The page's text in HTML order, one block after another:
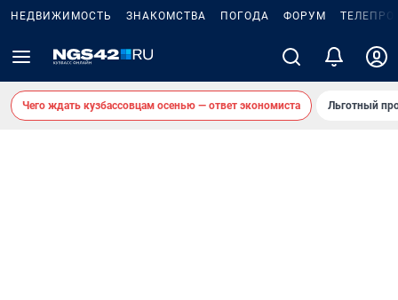
НЕДВИЖИМОСТЬ ЗНАКОМСТВА ПОГОДА ФОРУМ
Чего ждать кузбассовцам осенью — ответ экономиста Льготный